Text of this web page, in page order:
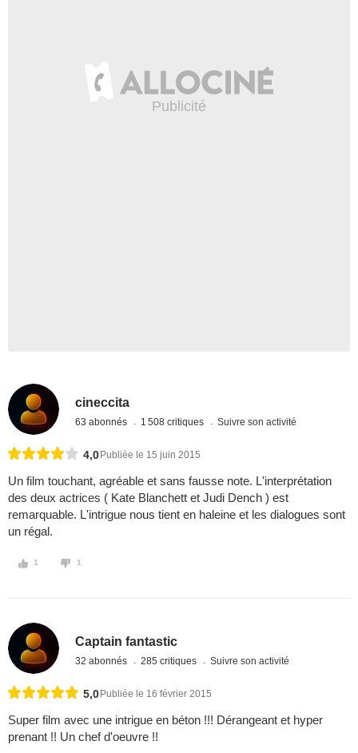
cineccita
63 abonnés 1 508 critiques Suivre son activité
4,0 Publiée le 15 juin 2015
Un film touchant, agréable et sans fausse note. L'interprétation
des deux actrices ( Kate Blanchett et Judi Dench ) est
remarquable. L'intrigue nous tient en haleine et les dialogues sont
un régal.
1 1
Captain fantastic
32 abonnés 285 critiques Suivre son activité
5,0 Publiée le 16 février 2015
Super film avec une intrigue en béton !!! Dérangeant et hyper
prenant !! Un chef d'oeuvre !!